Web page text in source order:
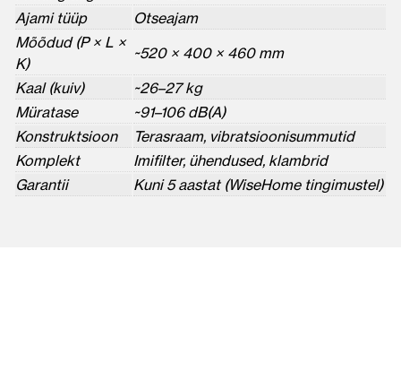
Ajami tüüp
Otseajam
Mõõdud (P × L ×
K)
~520 × 400 × 460 mm
Kaal (kuiv)
~26–27 kg
Müratase
~91–106 dB(A)
Konstruktsioon
Terasraam, vibratsioonisummutid
Komplekt
Imifilter, ühendused, klambrid
Garantii
Kuni 5 aastat (WiseHome tingimustel)